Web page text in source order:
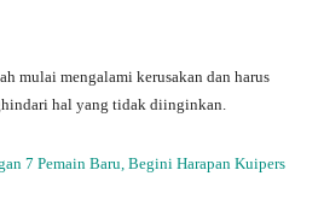
mulai mengalami kerusakan dan harus
hal yang tidak diinginkan.
7 Pemain Baru, Begini Harapan Kuipers